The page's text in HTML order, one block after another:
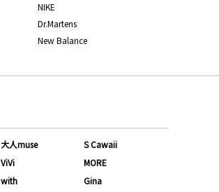
NIKE
Dr.Martens
New Balance
大人muse
S Cawaii
ViVi
MORE
with
Gina